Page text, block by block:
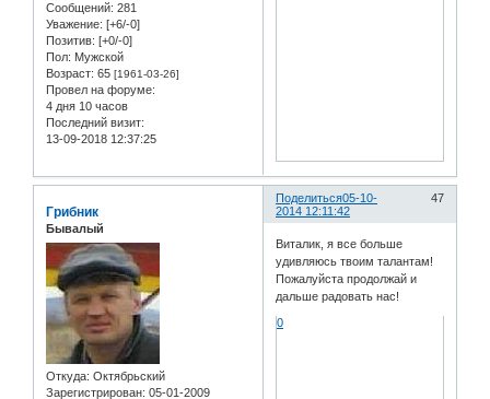
Сообщений: 281
Уважение: [+6/-0]
Позитив: [+0/-0]
Пол: Мужской
Возраст: 65 [1961-03-26]
Провел на форуме:
4 дня 10 часов
Последний визит:
13-09-2018 12:37:25
Поделиться 47
05-10-
2014 12:11:42
Грибник
Бывалый
Откуда: Октябрьский
Зарегистрирован: 05-01-2009
Виталик, я все больше
удивляюсь твоим талантам!
Пожалуйста продолжай и
дальше радовать нас!
0